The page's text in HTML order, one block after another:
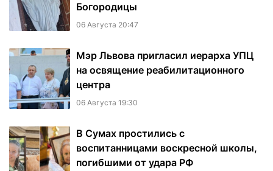
Богородицы
06 Августа 20:47
Мэр Львова пригласил иерарха УПЦ
на освящение реабилитационного
центра
06 Августа 19:30
В Сумах простились с
воспитанницами воскресной школы,
погибшими от удара РФ